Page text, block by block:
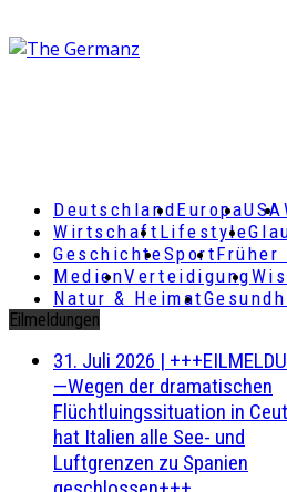
DeutschlandEuropaUSA
Wirtschaft Lifestyle
GeschichteSportFrüher
MedienVerteidigung
Natur & Heimat
Eilmeldungen
31. Juli 2026 |
—Wegen der dramatischen
Flüchtluingssituation in
hat Italien alle See- und
Luftgrenzen zu Spanien